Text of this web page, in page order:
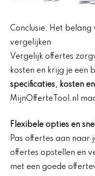
Conclusie: Het
vergelijken
Vergelijk offertes
kosten en krijg je een
specificaties, kosten
MijnOfferteTool.nl
Flexibele opties en
Pas offertes aan naar
offertes opstellen en
met een goede